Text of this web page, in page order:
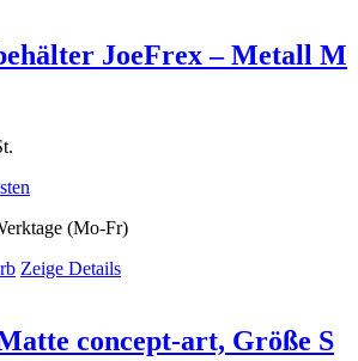
JoeFrex – Metall M
(Mo-Fr)
Zeige Details
concept-art, Größe S